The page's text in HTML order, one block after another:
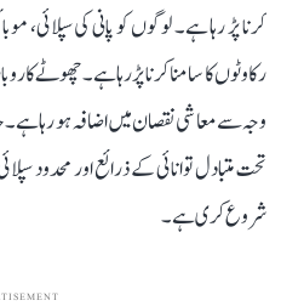
کرنا پڑ رہا ہے۔ لوگوں کو پانی کی
رکاوٹوں کا سامنا کرنا پڑ رہا ہے۔ چھوٹے
وجہ سے معاشی نقصان میں اضافہ ہو رہا
تحت متبادل توانائی کے ذرائع اور محدود
شروع کر ی ہے۔